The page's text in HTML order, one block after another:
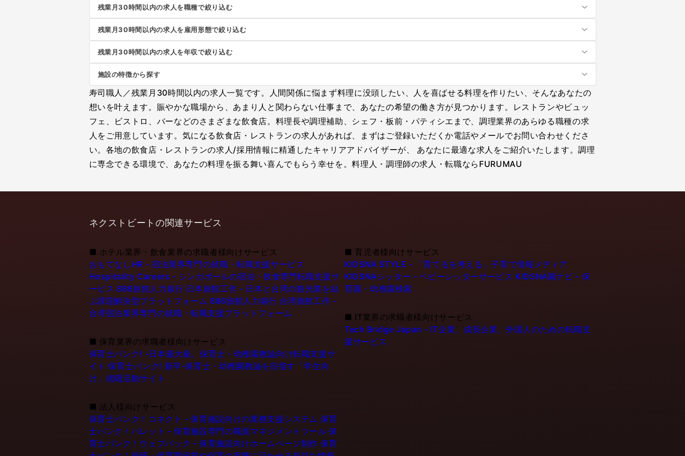
残業月30時間以内の求人を職種で絞り込む
残業月30時間以内の求人を雇用形態で絞り込む
残業月30時間以内の求人を年収で絞り込む
施設の特徴から探す
寿司職人／残業月30時間以内の求人一覧です。人間関係に悩まず料理に没頭したい、人を喜ばせる料理を作りたい、そんなあなたの
想いを叶えます。賑やかな職場から、あまり人と関わらない仕事まで、あなたの希望の働き方が見つかります。レストランやビュッ
フェ、ビストロ、バーなどのさまざまな飲食店。料理長や調理補助、シェフ・板前・パティシエまで、調理業界のあらゆる職種の求
人をご用意しています。気になる飲食店・レストランの求人があれば、まずはご登録いただくか電話やメールでお問い合わせくださ
い。各地の飲食店・レストランの求人/採用情報に精通したキャリアアドバイザーが、 あなたに最適な求人をご紹介いたします。調理
に専念できる環境で、あなたの料理を振る舞い喜んでもらう幸せを。料理人・調理師の求人・転職ならFURUMAU
ネクストビートの関連サービス
■ ホテル業界・飲食業界の求職者様向けサービス
おもてなしHR - 宿泊業界専門の就職・転職支援サービス
Hospitality Careers - シンガポールの宿泊・飲食専門転職支援サ
ービス 886旅館人力銀行 日本旅館工作 - 日本と台湾の観光業を結
ぶ課題解決型プラットフォーム 886旅館人力銀行 台湾旅館工作 -
台湾宿泊業界専門の就職・転職支援プラットフォーム
■ 保育業界の求職者様向けサービス
保育士バンク! -日本最大級。保育士・幼稚園教論向け転職支援サ
イト 保育士バンク! 新卒-保育士・幼稚園教論を目指す「学生向
け」就職活動サイト
■ 法人様向けサービス
保育士バンク！コネクト - 保育施設向けの業務支援システム 保育
士バンク！パレット - 保育施設専門の職員マネジメントツール 保
育士バンク！ウェブパック - 保育施設向けホームページ制作 保育
■ 育児者様向けサービス
KIDSNA STYLE - 「育てるを考える」子育て情報メディア
KIDSNAシッター - ベビーシッターサービス KIDSNA園ナビ - 保
育園・幼稚園検索
■ IT業界の求職者様向けサービス
Tech Bridge Japan - IT企業、成長企業、外国人のための転職支
援サービス